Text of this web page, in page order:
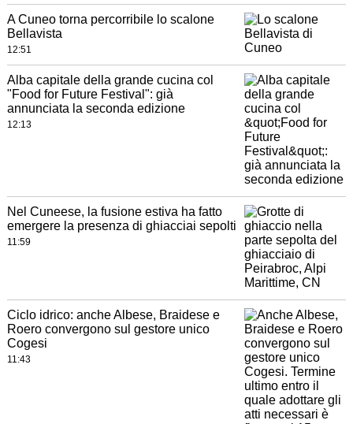
A Cuneo torna percorribile lo scalone
Bellavista
12:51
Alba capitale della grande cucina col
"Food for Future Festival": già
annunciata la seconda edizione
12:13
Nel Cuneese, la fusione estiva ha fatto
emergere la presenza di ghiacciai sepolti
11:59
Ciclo idrico: anche Albese, Braidese e
Roero convergono sul gestore unico
Cogesi
11:43